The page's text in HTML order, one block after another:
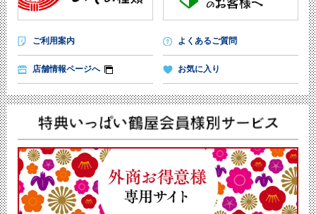
ご利用案内 よくあるご質問
店舗情報ページへ お気に入り